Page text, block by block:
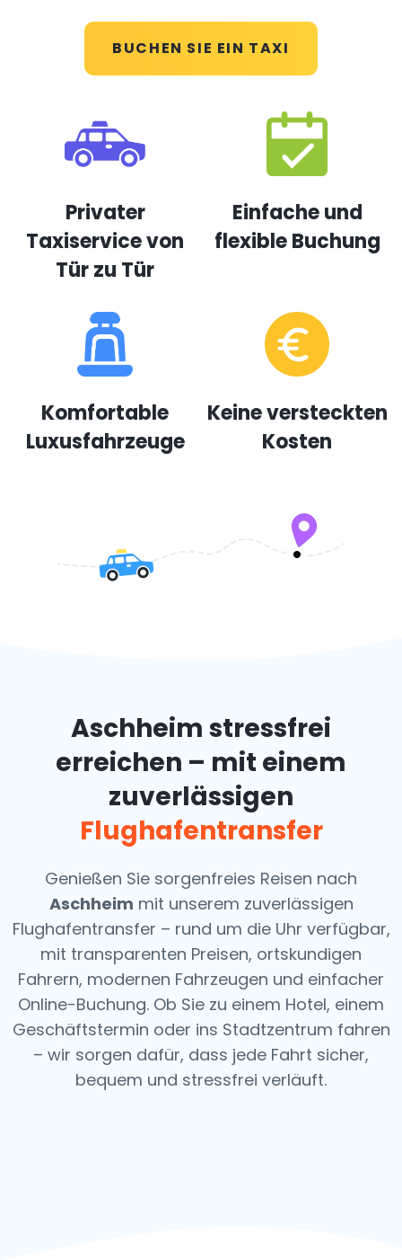
BUCHEN SIE EIN TAXI
Privater
Taxiservice von
Tür zu Tür
Einfache und
flexible Buchung
Komfortable
Luxusfahrzeuge
Keine versteckten
Kosten
Aschheim stressfrei
erreichen – mit einem
zuverlässigen
Flughafentransfer
Genießen Sie sorgenfreies Reisen nach
Aschheim mit unserem zuverlässigen
Flughafentransfer – rund um die Uhr verfügbar,
mit transparenten Preisen, ortskundigen
Fahrern, modernen Fahrzeugen und einfacher
Online-Buchung. Ob Sie zu einem Hotel, einem
Geschäftstermin oder ins Stadtzentrum fahren
– wir sorgen dafür, dass jede Fahrt sicher,
bequem und stressfrei verläuft.